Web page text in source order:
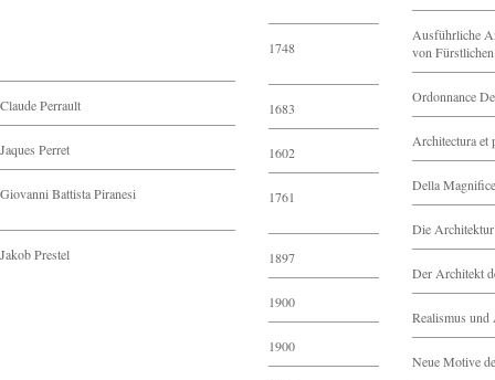
Claude Perrault
Jaques Perret
Giovanni Battista Piranesi
Jakob Prestel
1748
1683
1602
1761
1897
1900
1900
Ausführliche
von
Ordonnance
Architectura et
Della
Die
Der Architekt
Realismus
Neue Motive